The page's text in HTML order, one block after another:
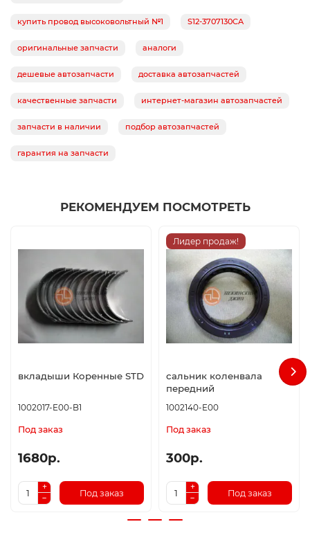
купить провод высоковольтный №1 S12-3707130CA
оригинальные запчасти аналоги
дешевые автозапчасти доставка автозапчастей
качественные запчасти интернет-магазин автозапчастей
запчасти в наличии подбор автозапчастей
гарантия на запчасти
РЕКОМЕНДУЕМ ПОСМОТРЕТЬ
вкладыши Коренные STD
1002017-E00-B1
Под заказ
1680р.
Под заказ
Лидер продаж!
сальник коленвала
передний
1002140-E00
Под заказ
300р.
Под заказ